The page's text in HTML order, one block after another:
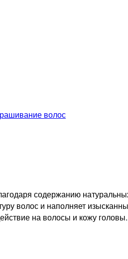
волос
содержанию
волос и наполняет
на волосы и кожу